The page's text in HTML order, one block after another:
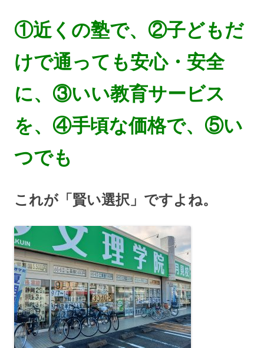
①近くの塾で、②子どもだ
けで通っても安心・安全
に、③いい教育サービス
を、④手頃な価格で、⑤い
つでも
これが「賢い選択」ですよね。